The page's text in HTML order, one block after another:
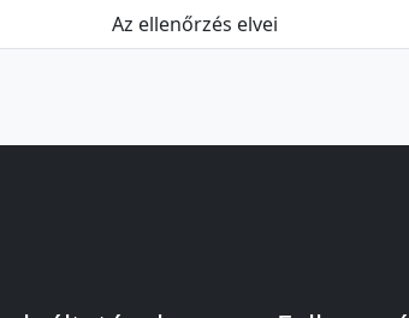
Az ellenőrzés elvei